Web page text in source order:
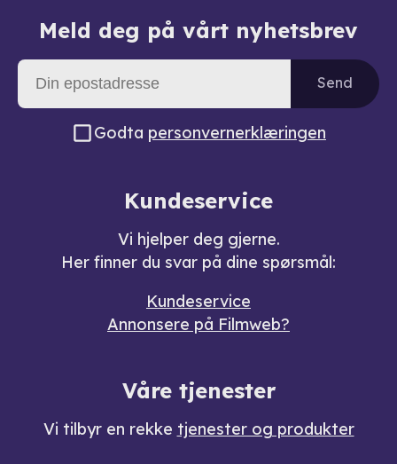
Meld deg på vårt nyhetsbrev
Send
Godta personvernerklæringen
Kundeservice
Vi hjelper deg gjerne.
Her finner du svar på dine spørsmål:
Kundeservice
Annonsere på Filmweb?
Våre tjenester
Vi tilbyr en rekke tjenester og produkter